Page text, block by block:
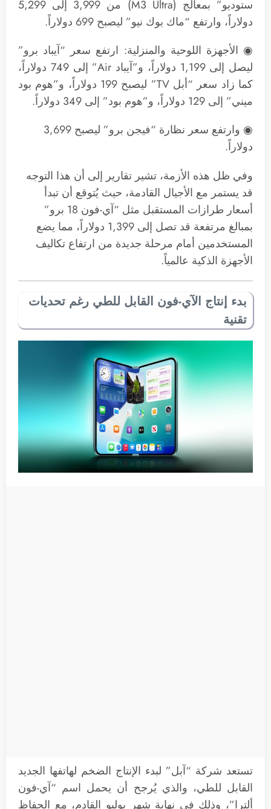
ستوديو” بمعالج (M3 Ultra) من 3,999 إلى 5,299
دولاراً، وارتفع “ماك بوك نيو” ليصبح 699 دولاراً.
◉ الأجهزة اللوحية والمنزلية: ارتفع سعر “آيباد برو”
ليصل إلى 1,199 دولاراً، و”آيباد Air” إلى 749 دولاراً،
كما زاد سعر “أبل TV” ليصبح 199 دولاراً، و”هوم بود
ميني” إلى 129 دولاراً، و”هوم بود” إلى 349 دولاراً.
◉ وارتفع سعر نظارة “فيجن برو” ليصبح 3,699
دولاراً.
وفي ظل هذه الأزمة، تشير تقارير إلى أن هذا التوجه
قد يستمر مع الأجيال القادمة، حيث يُتوقع أن تبدأ
أسعار طرازات المستقبل مثل “آي-فون 18 برو”
بمبالغ مرتفعة قد تصل إلى 1,399 دولاراً، مما يضع
المستخدمين أمام مرحلة جديدة من ارتفاع تكاليف
الأجهزة الذكية عالمياً.
بدء إنتاج الآي-فون القابل للطي رغم تحديات
تقنية
تستعد شركة “آبل” لبدء الإنتاج الضخم لهاتفها الجديد
القابل للطي، والذي يُرجح أن يحمل اسم “آي-فون
ألترا”، وذلك في نهاية شهر يوليو القادم، مع الحفاظ